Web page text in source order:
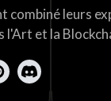
combiné leurs
l'Art et la